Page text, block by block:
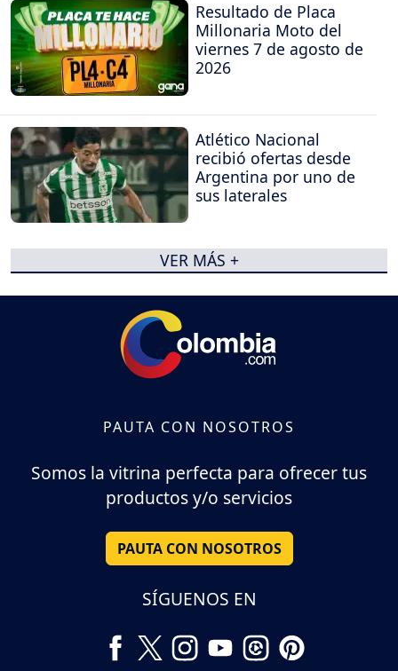
Resultado de Placa
Millonaria Moto del
viernes 7 de agosto de
2026
Atlético Nacional
recibió ofertas desde
Argentina por uno de
sus laterales
VER MÁS +
PAUTA CON NOSOTROS
Somos la vitrina perfecta para ofrecer tus
productos y/o servicios
PAUTA CON NOSOTROS
SÍGUENOS EN